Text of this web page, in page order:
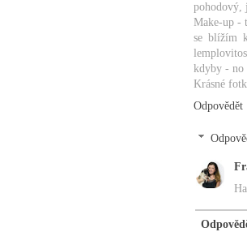
pohodový,
Make-up -
se blížím
kdyby - no
Krásné
Odpovědět